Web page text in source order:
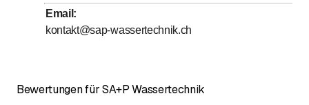
Email :
kontakt@sap-wassertechnik.ch
Bewertungen für SA+P Wassertechnik